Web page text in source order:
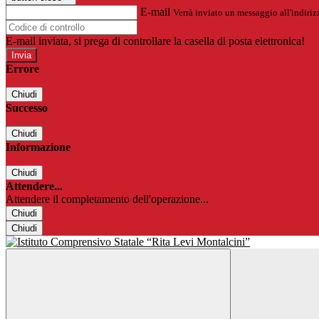
E-mail Verrà inviato un messaggio
E-mail inviata, si prega di controllare la casella di posta elettronica!
Errore
Chiudi
Successo
Chiudi
Informazione
Chiudi
Attendere...
Attendere il completamento dell'operazione...
Chiudi
Chiudi